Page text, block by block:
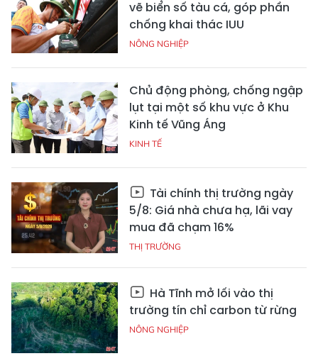
vẽ biển số tàu cá, góp phần
chống khai thác IUU
NÔNG NGHIỆP
Chủ động phòng, chống ngập
lụt tại một số khu vực ở Khu
Kinh tế Vũng Áng
KINH TẾ
Tài chính thị trường ngày
5/8: Giá nhà chưa hạ, lãi vay
mua đã chạm 16%
THỊ TRƯỜNG
Hà Tĩnh mở lối vào thị
trường tín chỉ carbon từ rừng
NÔNG NGHIỆP